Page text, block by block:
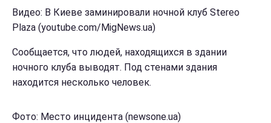
Видео: В Киеве заминировали ночной клуб Stereo
Plaza (youtube.com/MigNews.ua)
Сообщается, что людей, находящихся в здании
ночного клуба выводят. Под стенами здания
находится несколько человек.
Фото: Место инцидента (newsone.ua)